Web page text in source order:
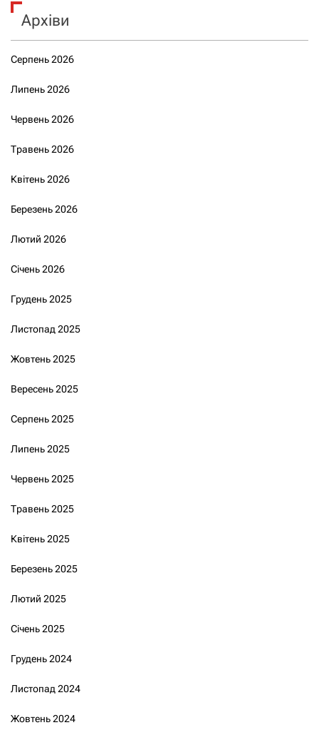
Архіви
Серпень 2026
Липень 2026
Червень 2026
Травень 2026
Квітень 2026
Березень 2026
Лютий 2026
Січень 2026
Грудень 2025
Листопад 2025
Жовтень 2025
Вересень 2025
Серпень 2025
Липень 2025
Червень 2025
Травень 2025
Квітень 2025
Березень 2025
Лютий 2025
Січень 2025
Грудень 2024
Листопад 2024
Жовтень 2024